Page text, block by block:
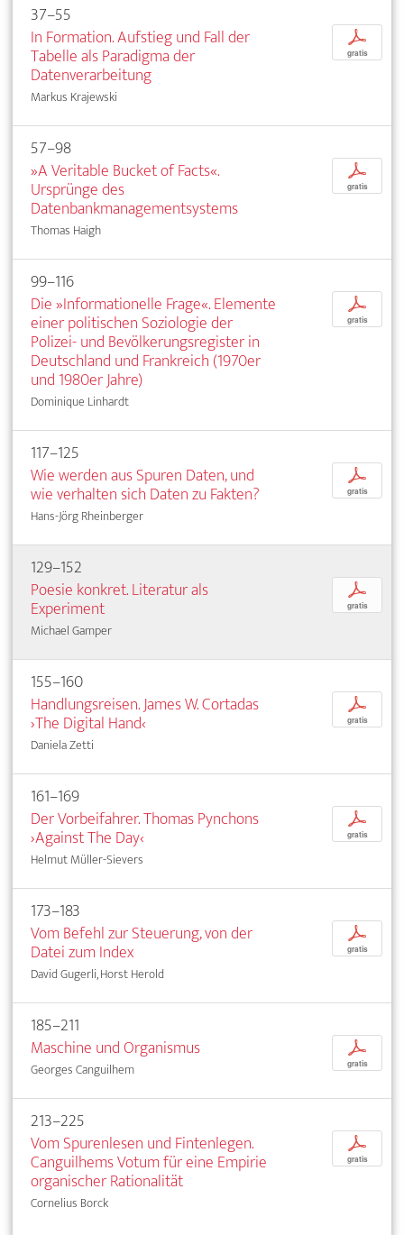
37–55
In Formation. Aufstieg und Fall der
Tabelle als Paradigma der
Datenverarbeitung
Markus Krajewski
p
gratis
57–98
»A Veritable Bucket of Facts«.
Ursprünge des
Datenbankmanagementsystems
Thomas Haigh
p
gratis
99–116
Die »Informationelle Frage«. Elemente
einer politischen Soziologie der
Polizei- und Bevölkerungsregister in
Deutschland und Frankreich (1970er
und 1980er Jahre)
Dominique Linhardt
p
gratis
117–125
Wie werden aus Spuren Daten, und
wie verhalten sich Daten zu Fakten?
Hans-Jörg Rheinberger
p
gratis
129–152
Poesie konkret. Literatur als
Experiment
Michael Gamper
p
gratis
155–160
Handlungsreisen. James W. Cortadas
›The Digital Hand‹
Daniela Zetti
p
gratis
161–169
Der Vorbeifahrer. Thomas Pynchons
›Against The Day‹
Helmut Müller-Sievers
p
gratis
173–183
Vom Befehl zur Steuerung, von der
Datei zum Index
David Gugerli, Horst Herold
p
gratis
185–211
Maschine und Organismus
Georges Canguilhem
p
gratis
213–225
Vom Spurenlesen und Fintenlegen.
Canguilhems Votum für eine Empirie
organischer Rationalität
Cornelius Borck
p
gratis